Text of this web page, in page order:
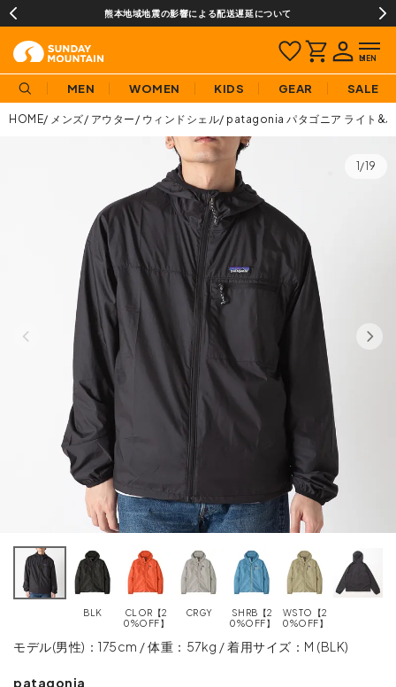
熊本地域地震の影響による配送遅延について
MEN WOMEN KIDS GEAR SALE
HOME メンズ アウター ウィンドシェル patagonia パタゴニア ライト&
1/19
BLK
CLOR【2
0%OFF】
CRGY
SHRB【2
0%OFF】
WSTO【2
0%OFF】
モデル(男性)：175cm / 体重：57kg / 着用サイズ：M (BLK)
patagonia